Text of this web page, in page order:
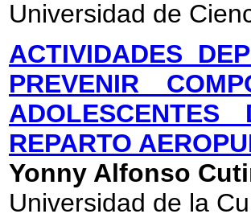
Universidad de
ACTIVIDADES
PREVENIR
REPARTO
Yonny Alfonso
Universidad de la